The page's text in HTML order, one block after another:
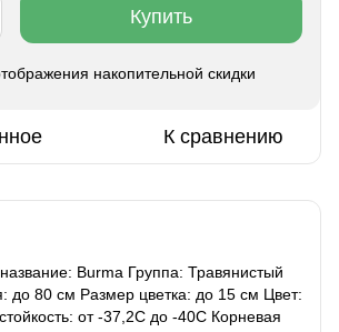
Купить
накопительной скидки
К сравнению
Burma Группа: Травянистый
до 80 см Размер цветка: до 15 см Цвет:
от -37,2С до -40С Корневая